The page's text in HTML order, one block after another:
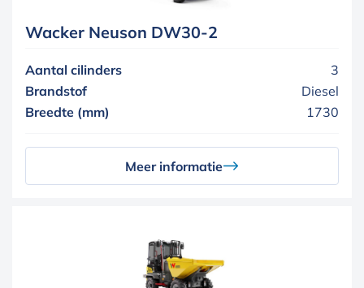
Wacker Neuson DW30-2
Aantal cilinders
3
Brandstof
Diesel
Breedte (mm)
1730
Meer informatie